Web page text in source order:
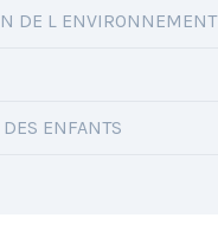
DE L ENVIRONNEMENT
ENFANTS